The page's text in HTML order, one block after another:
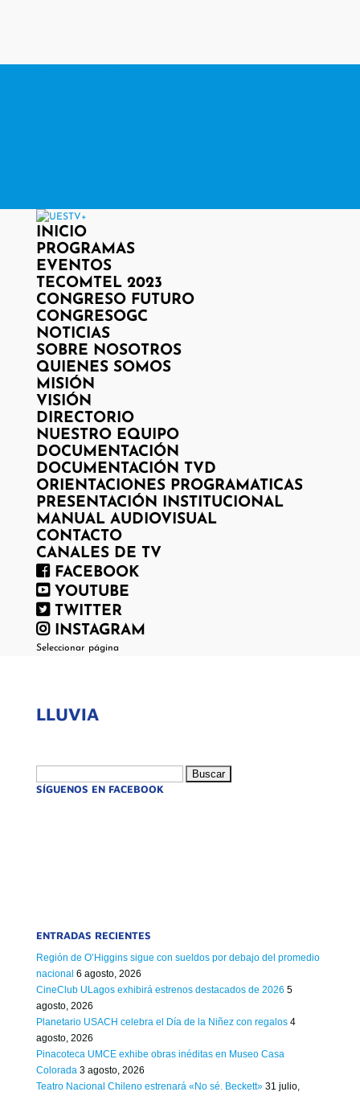
INICIO
PROGRAMAS
EVENTOS
TECOMTEL 2023
CONGRESO FUTURO
CONGRESOGC
NOTICIAS
SOBRE NOSOTROS
QUIENES SOMOS
MISIÓN
VISIÓN
DIRECTORIO
NUESTRO EQUIPO
DOCUMENTACIÓN
DOCUMENTACIÓN TVD
ORIENTACIONES PROGRAMATICAS
PRESENTACIÓN INSTITUCIONAL
MANUAL AUDIOVISUAL
CONTACTO
CANALES DE TV
FACEBOOK
YOUTUBE
TWITTER
INSTAGRAM
Seleccionar página
LLUVIA
SÍGUENOS EN FACEBOOK
ENTRADAS RECIENTES
Región de O’Higgins sigue con sueldos por debajo del promedio
nacional 6 agosto, 2026
CineClub ULagos exhibirá estrenos destacados de 2026 5
agosto, 2026
Planetario USACH celebra el Día de la Niñez con regalos 4
agosto, 2026
Pinacoteca UMCE exhibe obras inéditas en Museo Casa
Colorada 3 agosto, 2026
Teatro Nacional Chileno estrenará «No sé. Beckett» 31 julio,